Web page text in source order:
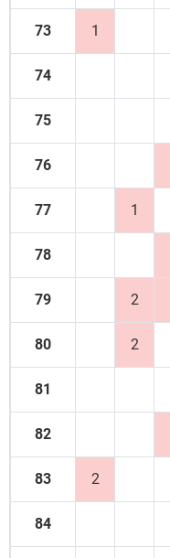
73 1
74
75
76
77 1
78
79 2
80 2
81
82
83 2
84